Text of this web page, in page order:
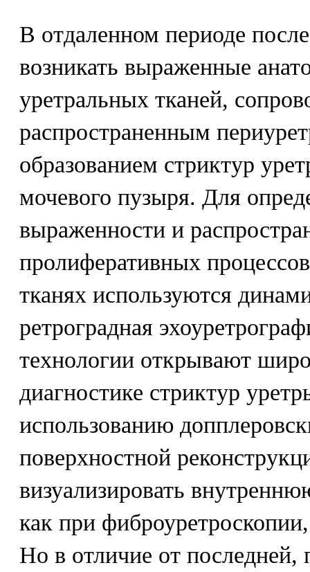
В отдаленном периоде
возникать выраженные
уретральных тканей,
распространенным
образованием стриктур
мочевого пузыря. Для
выраженности и
пролиферативных
тканях используются
ретроградная
технологии открывают
диагностике стриктур
использованию
поверхностной
визуализировать
как при
Но в отличие от последней,